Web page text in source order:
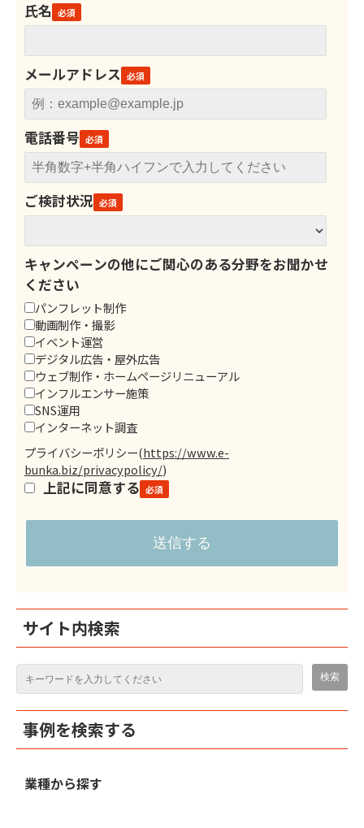
氏名
メールアドレス
電話番号
ご検討状況
キャンペーンの他にご関心のある分野をお聞かせ
ください
パンフレット制作
動画制作・撮影
イベント運営
デジタル広告・屋外広告
ウェブ制作・ホームページリニューアル
インフルエンサー施策
SNS運用
インターネット調査
プライバシーポリシー(https://www.e-
bunka.biz/privacypolicy/)
上記に同意する
サイト内検索
事例を検索する
業種から探す